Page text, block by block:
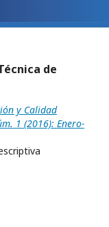
de
y Calidad
1 (2016): Enero-